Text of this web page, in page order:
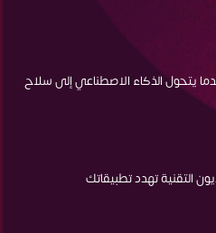
يتحول الذكاء الاصطناعي إلى سلاح
التقنية تهدد تطبيقاتك